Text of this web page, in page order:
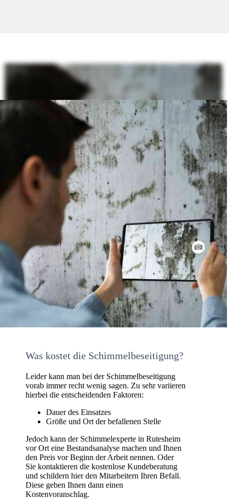
Was kostet die Schimmelbeseitigung?
Leider kann man bei der Schimmelbeseitigung
vorab immer recht wenig sagen. Zu sehr variieren
hierbei die entscheidenden Faktoren:
Dauer des Einsatzes
Größe und Ort der befallenen Stelle
Jedoch kann der Schimmelexperte in Rutesheim
vor Ort eine Bestandsanalyse machen und Ihnen
den Preis vor Beginn der Arbeit nennen. Oder
Sie kontaktieren die kostenlose Kundeberatung
und schildern hier den Mitarbeitern Ihren Befall.
Diese geben Ihnen dann einen
Kostenvoranschlag.